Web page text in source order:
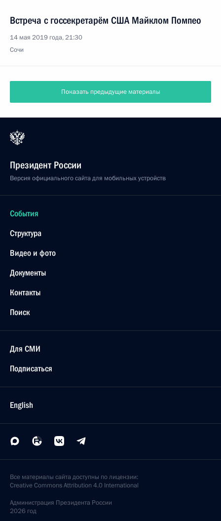
Встреча с госсекретарём США Майклом Помпео
14 мая 2019 года, 21:30
Сочи
Показать предыдущие материалы
Президент России
Версия официального сайта для мобильных устройств
События
Структура
Видео и фото
Документы
Контакты
Поиск
Для СМИ
Подписаться
English
Все материалы сайта доступны по лицензии:
Creative Commons Attribution 4.0 International
Администрация Президента России
2026 год